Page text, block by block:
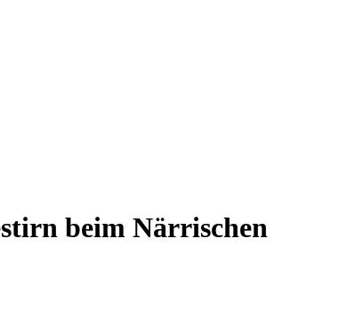
beim Närrischen